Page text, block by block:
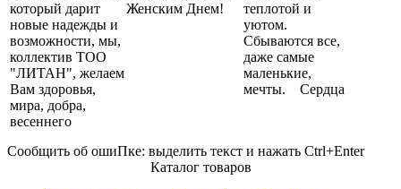
который дарит
новые надежды и
возможности, мы,
коллектив ТОО
"ЛИТАН", желаем
Вам здоровья,
мира, добра,
весеннего
Женским Днем!
теплотой и
уютом.
Сбываются все,
даже самые
маленькие,
мечты. Сердца
Сообщить об ошиПке: выделить текст и нажать Ctrl+Enter
Каталог товаров